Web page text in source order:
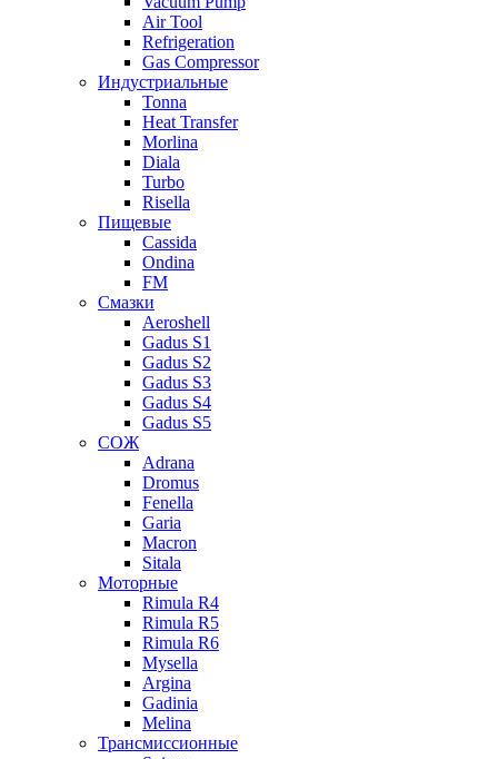
Air Tool
Refrigeration
Gas Compressor
Индустриальные
Tonna
Heat Transfer
Morlina
Diala
Turbo
Risella
Пищевые
Cassida
Ondina
FM
Смазки
Aeroshell
Gadus S1
Gadus S2
Gadus S3
Gadus S4
Gadus S5
СОЖ
Adrana
Dromus
Fenella
Garia
Macron
Sitala
Моторные
Rimula R4
Rimula R5
Rimula R6
Mysella
Argina
Gadinia
Melina
Трансмиссионные